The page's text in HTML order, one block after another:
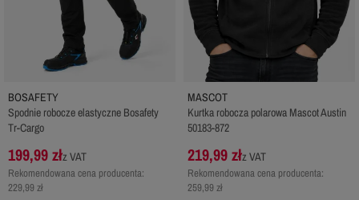
BOSAFETY
Spodnie robocze elastyczne Bosafety
Tr-Cargo
199,99 złz VAT
Rekomendowana cena producenta:
229,99 zł
MASCOT
Kurtka robocza polarowa Mascot Austin
50183-872
219,99 złz VAT
Rekomendowana cena producenta:
259,99 zł